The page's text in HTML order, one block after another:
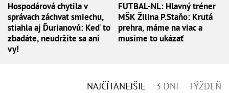
Hospodárová chytila v
správach záchvat smiechu,
stiahla aj Ďurianovú: Keď to
zbadáte, neudržíte sa ani
vy!
FUTBAL-NL: Hlavný tréner
MŠK Žilina P.Staňo: Krutá
prehra, máme na viac a
musíme to ukázať
NAJČÍTANEJŠIE 3 DNI TÝŽDEŇ